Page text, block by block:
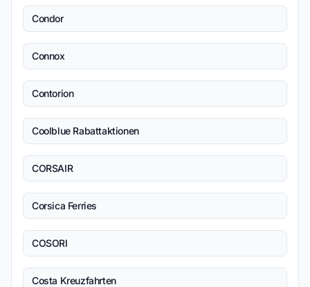
Condor
Connox
Contorion
Coolblue Rabattaktionen
CORSAIR
Corsica Ferries
COSORI
Costa Kreuzfahrten